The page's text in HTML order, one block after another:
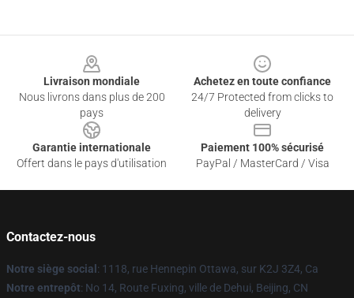
Livraison mondiale
Nous livrons dans plus de 200
pays
Achetez en toute confiance
24/7 Protected from clicks to
delivery
Garantie internationale
Offert dans le pays d'utilisation
Paiement 100% sécurisé
PayPal / MasterCard / Visa
Contactez-nous
Notre siège social : 1118, rue Hennepin Ottawa, sur K2J 3Z4, Ca
Notre entrepôt: No 14, Route Fuxing, ville de Dehui, Beijing, CN